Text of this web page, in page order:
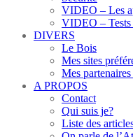
VIDEO – Les
VIDEO – Tests
DIVERS
Le Bois
Mes sites
Mes
A PROPOS
Contact
Qui suis je?
Liste des